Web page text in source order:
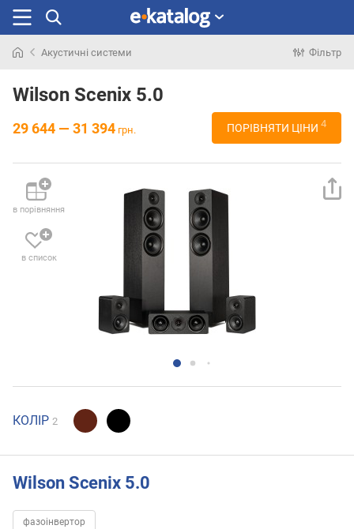
раніше
Акустичні системи Фільтр
Wilson Scenix 5.0
29 644 — 31 394 грн. ПОРІВНЯТИ ЦІНИ 4
в порівняння
в список
КОЛІР 2
Wilson Scenix 5.0
фазоінвертор